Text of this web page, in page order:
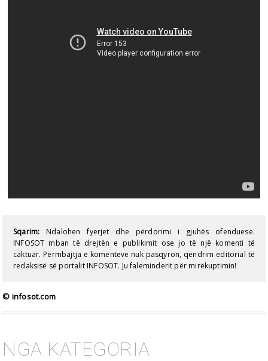
Sqarim: Ndalohen fyerjet dhe përdorimi i gjuhës ofenduese.
INFOSOT mban të drejtën e publikimit ose jo të një komenti të
caktuar. Përmbajtja e komenteve nuk pasqyron, qëndrim editorial të
redaksisë së portalit INFOSOT. Ju faleminderit për mirëkuptimin!
© infosot.com
NGA KATEGORIA